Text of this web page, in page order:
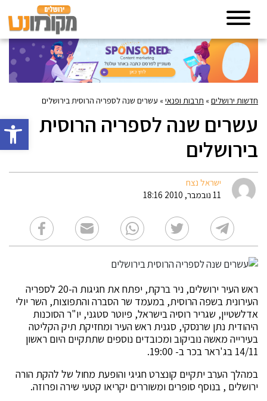
פתח
חדשות ירושלים» תרבות ופנאי» עשרים שנה לספריה הרוסית בירושלים
עשרים שנה לספריה הרוסית
בירושלים
ישראל נצח
11 נובמבר, 2010 18:16
ראש העיר ירושלים, ניר ברקת, יפתח את חגיגות ה-20 לספריה
העירונית בשפה הרוסית, במעמד שר הסברה והתפוצות, השר יולי
אדלשטיין, שגריר רוסיה בישראל, פיוטר סטגני, יו"ר הסוכנות
היהודית נתן שרנסקי, סגנית ראש העיר ומחזיקת תיק הקליטה
בעירייה מאשה נוביקוב ומכובדים נוספים שתתקיים היום ראשון
14/11 בג'ראר בכר ב- 19:00.
במהלך הערב יתקיים קונצרט חגיגי והופעת מחול של להקת הורה
ירושלים , בנוסף סופרים ומשוררים יקריאו קטעי שירה ופרוזה.